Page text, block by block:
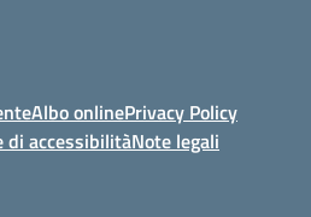
Albo onlinePrivacy Policy
di accessibilitàNote legali